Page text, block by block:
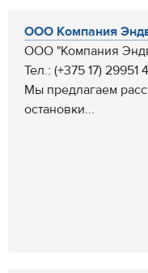
ООО Компания
ООО "Компания
Тел.: (+375 17) 29951
Мы предлагаем
остановки...